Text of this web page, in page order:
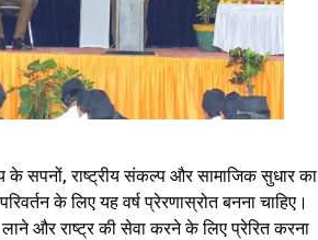
के सपनों, राष्ट्रीय संकल्प और सामाजिक सुधार का
के लिए यह वर्ष प्रेरणास्रोत बनना चाहिए।
और राष्ट्र की सेवा करने के लिए प्रेरित करना